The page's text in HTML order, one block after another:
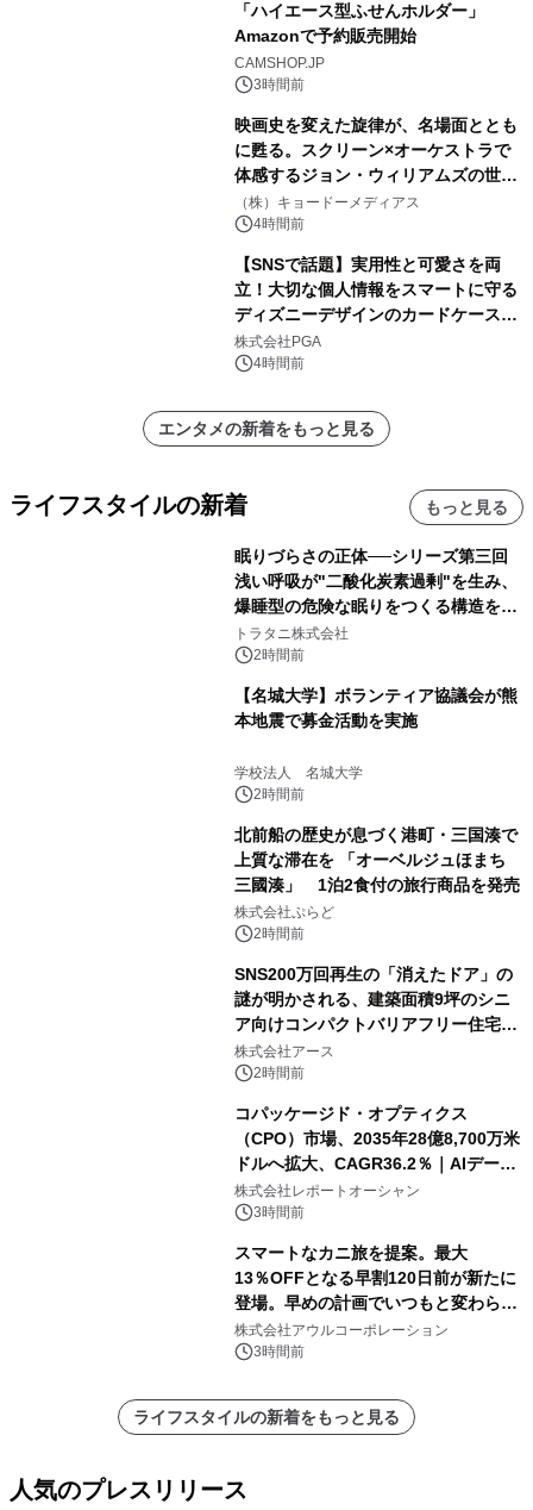
「ハイエース型ふせんホルダー」
Amazonで予約販売開始
CAMSHOP.JP
3時間前
映画史を変えた旋律が、名場面ととも
に甦る。スクリーン×オーケストラで
体感するジョン・ウィリアムズの世
界。ジョン・ウィリアムズ：シネマ・
スペクタキュラー・コンサート 開催決
定！
（株）キョードーメディアス
4時間前
【SNSで話題】実用性と可愛さを両
立！大切な個人情報をスマートに守る
ディズニーデザインのカードケースを
株式会社PGAが8月7日発売
株式会社PGA
4時間前
エンタメの新着をもっと見る
ライフスタイルの新着 もっと見る
眠りづらさの正体──シリーズ第三回
浅い呼吸が"二酸化炭素過剰"を生み、
爆睡型の危険な眠りをつくる構造を解
説
トラタニ株式会社
2時間前
【名城大学】ボランティア協議会が熊
本地震で募金活動を実施
学校法人 名城大学
2時間前
北前船の歴史が息づく港町・三国湊で
上質な滞在を 「オーベルジュほまち
三國湊」 1泊2食付の旅行商品を発売
株式会社ぷらど
2時間前
SNS200万回再生の「消えたドア」の
謎が明かされる、建築面積9坪のシニ
ア向けコンパクトバリアフリー住宅が
誕生
株式会社アース
2時間前
コパッケージド・オプティクス
（CPO）市場、2035年28億8,700万米
ドルへ拡大、CAGR36.2％｜AIデータ
センター・高速光通信需要が成長を加
速
株式会社レポートオーシャン
3時間前
スマートなカニ旅を提案。最大
13％OFFとなる早割120日前が新たに
登場。早めの計画でいつもと変わらぬ
大人の冬旅を。ー夕日ヶ浦温泉「佳松
苑 別邸ふうか」ー
株式会社アウルコーポレーション
3時間前
ライフスタイルの新着をもっと見る
人気のプレスリリース